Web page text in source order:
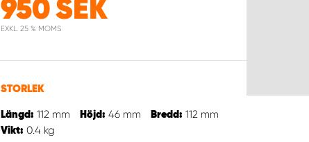
950SEK
EXKL. 25 % MOMS
STORLEK
Längd: 112 mm Höjd: 46 mm Bredd: 112 mm
Vikt: 0.4 kg